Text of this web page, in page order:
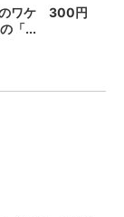
のワケ 300円
「...